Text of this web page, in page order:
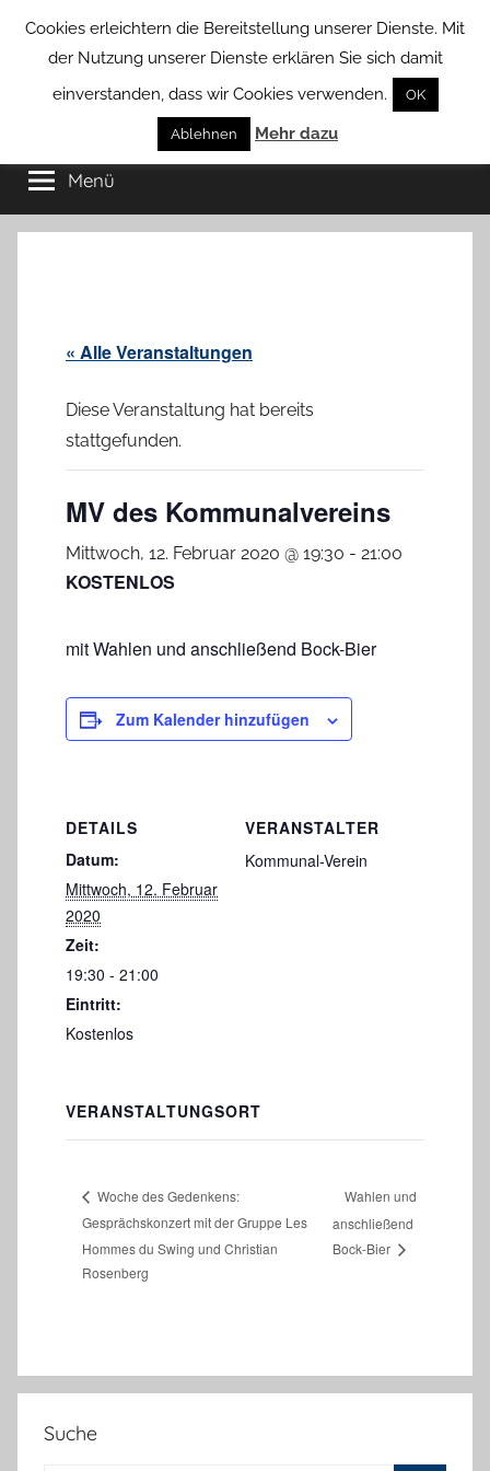
Borstel
von
Groß
Borstel
Menü
« Alle Veranstaltungen
Diese Veranstaltung hat bereits
stattgefunden.
MV des Kommunalvereins
Mittwoch, 12. Februar 2020 @ 19:30 - 21:00
KOSTENLOS
mit Wahlen und anschließend Bock-Bier
Zum Kalender hinzufügen
DETAILS
Datum:
Mittwoch, 12. Februar
2020
Zeit:
19:30 - 21:00
Eintritt:
Kostenlos
VERANSTALTER
Kommunal-Verein
VERANSTALTUNGSORT
Woche des Gedenkens:
Gesprächskonzert mit der Gruppe Les
Hommes du Swing und Christian
Rosenberg
Wahlen und
anschließend
Bock-Bier
Suche
Cookies erleichtern die Bereitstellung unserer Dienste. Mit
der Nutzung unserer Dienste erklären Sie sich damit
einverstanden, dass wir Cookies verwenden.
OK
Ablehnen Mehr dazu